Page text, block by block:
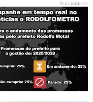
Publicidade